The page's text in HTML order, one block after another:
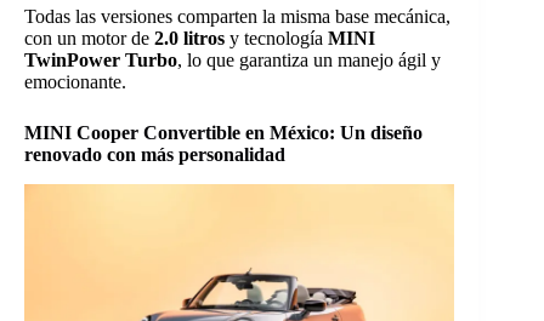
Todas las versiones comparten la misma base mecánica,
con un motor de 2.0 litros y tecnología MINI
TwinPower Turbo, lo que garantiza un manejo ágil y
emocionante.
MINI Cooper Convertible en México: Un diseño
renovado con más personalidad